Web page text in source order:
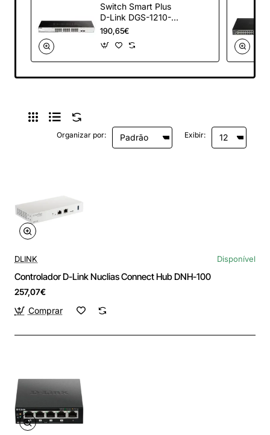
Switch Smart Plus
D-Link DGS-1210-
26 26 Puertos/ RJ-
45 10/100/1000/
SFP
190,65€
Organizar por: Exibir:
DLINK Disponível
Controlador D-Link Nuclias Connect Hub DNH-100
257,07€
Comprar